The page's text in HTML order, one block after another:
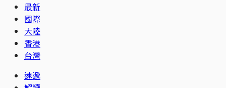
最新
國際
大陸
香港
台灣
速遞